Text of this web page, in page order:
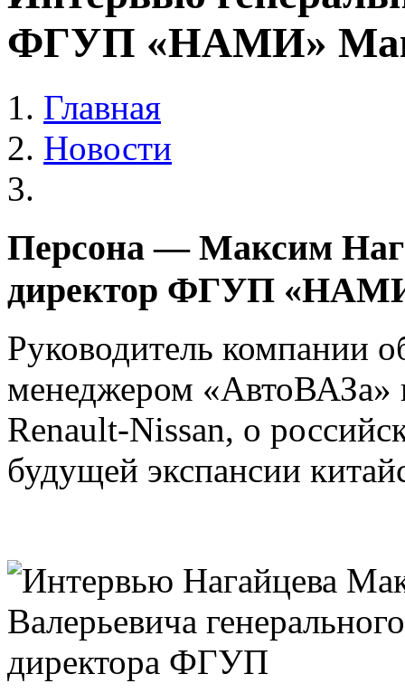
ФГУП «НАМИ»
Главная
Новости
Персона — Максим
директор ФГУП
Руководитель компании
менеджером «АвтоВАЗа»
Renault-Nissan, о
будущей экспансии